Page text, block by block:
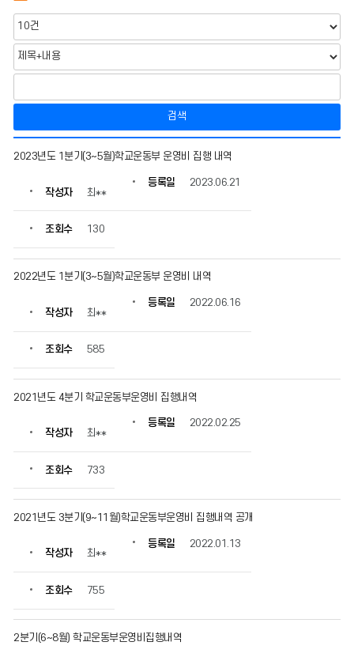
검색
교
부
사
용
물
호,
수
를
확
2023년도 1분기(3~5월)학교운동부 운영비 집행 내역
작성자 최**
등록일 2023.06.21
조회수 130
2022년도 1분기(3~5월)학교운동부 운영비 내역
작성자 최**
등록일 2022.06.16
조회수 585
2021년도 4분기 학교운동부운영비 집행내역
작성자 최**
등록일 2022.02.25
조회수 733
2021년도 3분기(9~11월)학교운동부운영비 집행내역 공개
작성자 최**
등록일 2022.01.13
조회수 755
2분기(6~8월) 학교운동부운영비집행내역